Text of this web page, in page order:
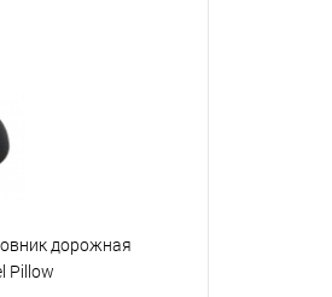
дорожная
Pillow